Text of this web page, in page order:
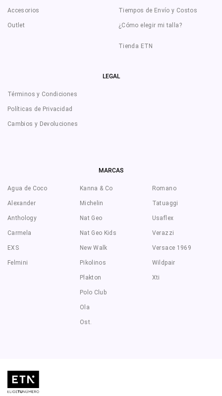
Accesorios
Outlet
Tiempos de Envío y Costos
¿Cómo elegir mi talla?
Tienda ETN
LEGAL
Términos y Condiciones
Políticas de Privacidad
Cambios y Devoluciones
MARCAS
Agua de Coco
Alexander
Anthology
Carmela
EXS
Felmini
Kanna & Co
Michelin
Nat Geo
Nat Geo Kids
New Walk
Pikolinos
Plakton
Polo Club
Ola
Ost.
Romano
Tatuaggi
Usaflex
Verazzi
Versace 1969
Wildpair
Xti